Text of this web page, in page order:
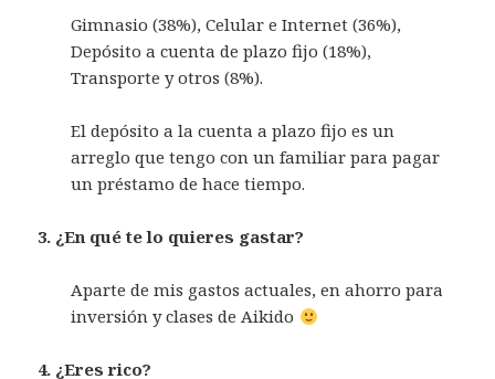
Gimnasio (38%), Celular e Internet (36%),
Depósito a cuenta de plazo fijo (18%),
Transporte y otros (8%).
El depósito a la cuenta a plazo fijo es un
arreglo que tengo con un familiar para pagar
un préstamo de hace tiempo.
3. ¿En qué te lo quieres gastar?
Aparte de mis gastos actuales, en ahorro para
inversión y clases de Aikido
4. ¿Eres rico?